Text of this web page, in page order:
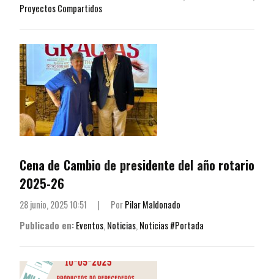
Proyectos Compartidos
Cena de Cambio de presidente del año rotario
2025-26
28 junio, 2025 10:51 | PorPilar Maldonado
Publicado en:Eventos,Noticias,Noticias #Portada